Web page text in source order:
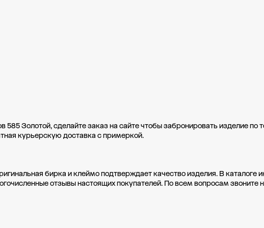
Золотой, сделайте заказ на сайте чтобы забронировать изделие по
курьерскую доставка с примеркой.
бирка и клеймо подтверждает качество изделия. В каталоге
отзывы настоящих покупателей. По всем вопросам звоните